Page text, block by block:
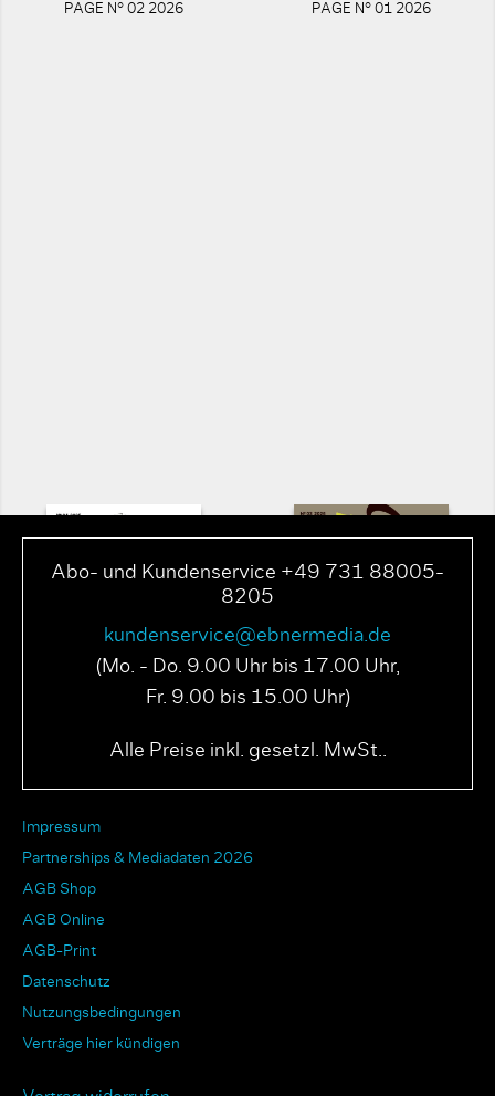
PAGE N° 02 2026 PAGE N° 01 2026
Abo- und Kundenservice +49 731 88005-
8205
kundenservice@ebnermedia.de
(Mo. - Do. 9.00 Uhr bis 17.00 Uhr,
Fr. 9.00 bis 15.00 Uhr)
Alle Preise inkl. gesetzl. MwSt..
Impressum
Partnerships & Mediadaten 2026
AGB Shop
AGB Online
AGB-Print
Datenschutz
Nutzungsbedingungen
Verträge hier kündigen